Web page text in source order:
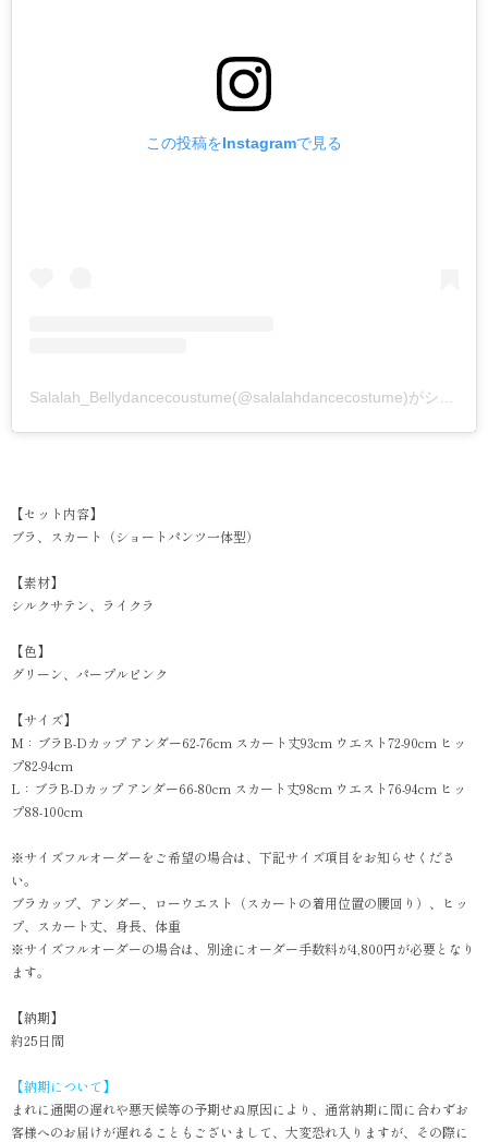
この投稿をInstagramで見る
【セット内容】
ブラ、スカート（ショートパンツ一体型）
【素材】
シルクサテン、ライクラ
【色】
グリーン、パープルピンク
【サイズ】
M：ブラB-Dカップ アンダー62-76cm スカート丈93cm ウエスト72-90cm ヒッ
プ82-94cm
L：ブラB-Dカップ アンダー66-80cm スカート丈98cm ウエスト76-94cm ヒッ
プ88-100cm
※サイズフルオーダーをご希望の場合は、下記サイズ項目をお知らせくださ
い。
ブラカップ、アンダー、ローウエスト（スカートの着用位置の腰回り）、ヒッ
プ、スカート丈、身長、体重
※サイズフルオーダーの場合は、別途にオーダー手数料が4,800円が必要となり
ます。
【納期】
約25日間
【納期について】
まれに通関の遅れや悪天候等の予期せぬ原因により、通常納期に間に合わずお
客様へのお届けが遅れることもございまして、大変恐れ入りますが、その際に